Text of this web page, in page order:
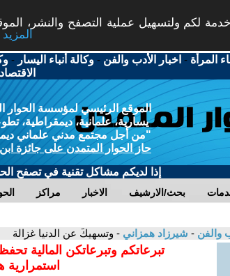
لكم ولتسهيل عملية التصفح والنشر،
More info - المزيد
المرأة - اخبار الأدب والفن -وكالة أنباء اليسار -
الاقتصاد
الموقع الرئيسي لمؤسسة الحوار
يسارية، علمانية، ديمقراطية،
"من أجل مجتمع مدني علماني
حاز الحوار المتمدن على جائزة
إذا لديكم مشاكل تقنية في تصفح
مراكز الاخبار بحث/الارشيف
والفن - شيرزاد همزاني - وتسهيكَ عن الدنيا غزالة
تبرعاتكم وتبرعاتكن المالية
استمرارية